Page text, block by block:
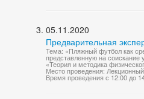
05.11.2020
Предварительная
Тема: «Пляжный футбол как
представленную на соискание
«Теория и методика
Место проведения:
Время проведения с 12:00 до